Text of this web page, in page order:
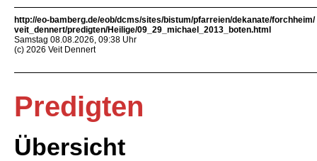
http://eo-bamberg.de/eob/dcms/sites/bistum/pfarreien/dekanate/forchheim/
veit_dennert/predigten/Heilige/09_29_michael_2013_boten.html
Samstag 08.08.2026, 09:38 Uhr
(c) 2026 Veit Dennert
Predigten
Übersicht